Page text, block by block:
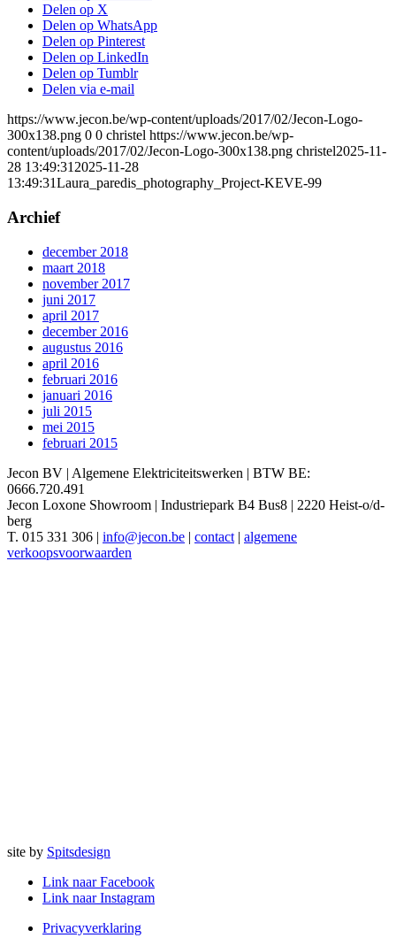
Delen op X
Delen op WhatsApp
Delen op Pinterest
Delen op LinkedIn
Delen op Tumblr
Delen via e-mail
https://www.jecon.be/wp-content/uploads/2017/02/Jecon-Logo-
300x138.png 0 0 christel https://www.jecon.be/wp-
content/uploads/2017/02/Jecon-Logo-300x138.png christel2025-11-
28 13:49:31 2025-11-28
13:49:31Laura_paredis_photography_Project-KEVE-99
Archief
december 2018
maart 2018
november 2017
juni 2017
april 2017
december 2016
augustus 2016
april 2016
februari 2016
januari 2016
juli 2015
mei 2015
februari 2015
Jecon BV | Algemene Elektriciteitswerken | BTW BE:
0666.720.491
Jecon Loxone Showroom | Industriepark B4 Bus8 | 2220 Heist-o/d-
berg
T. 015 331 306 | info@jecon.be | contact | algemene
verkoopsvoorwaarden
site by Spitsdesign
Link naar Facebook
Link naar Instagram
Privacyverklaring